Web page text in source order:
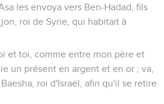
les envoya vers Ben-Hadad, fils
roi de Syrie, qui habitait à
et toi, comme entre mon père et
un présent en argent et en or ; va,
roi d'Israël, afin qu'il se retire